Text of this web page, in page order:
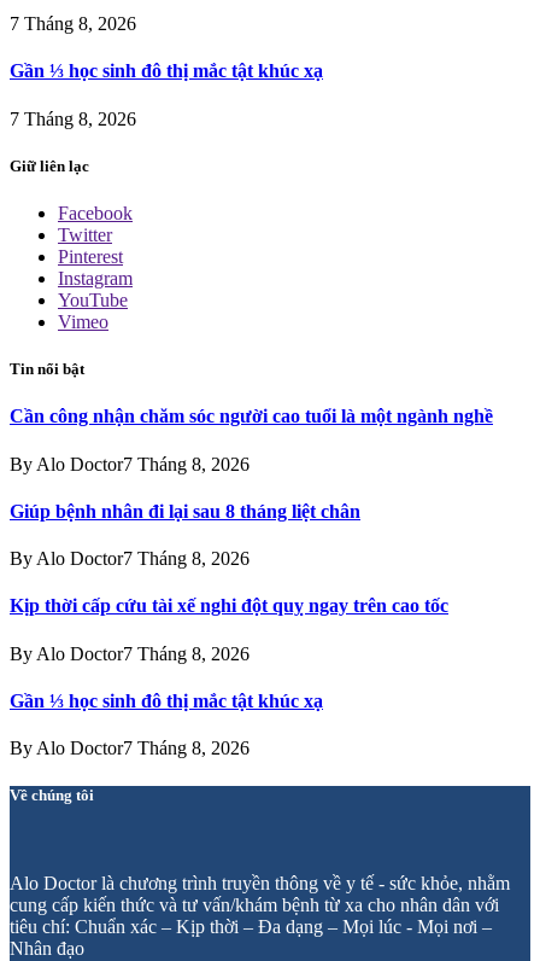
7 Tháng 8, 2026
Gần ⅓ học sinh đô thị mắc tật khúc xạ
7 Tháng 8, 2026
Giữ liên lạc
Facebook
Twitter
Pinterest
Instagram
YouTube
Vimeo
Tin nổi bật
Cần công nhận chăm sóc người cao tuổi là một ngành nghề
By Alo Doctor7 Tháng 8, 2026
Giúp bệnh nhân đi lại sau 8 tháng liệt chân
By Alo Doctor7 Tháng 8, 2026
Kịp thời cấp cứu tài xế nghi đột quỵ ngay trên cao tốc
By Alo Doctor7 Tháng 8, 2026
Gần ⅓ học sinh đô thị mắc tật khúc xạ
By Alo Doctor7 Tháng 8, 2026
Về chúng tôi
Alo Doctor là chương trình truyền thông về y tế - sức khỏe, nhằm
cung cấp kiến thức và tư vấn/khám bệnh từ xa cho nhân dân với
tiêu chí: Chuẩn xác – Kịp thời – Đa dạng – Mọi lúc - Mọi nơi –
Nhân đạo